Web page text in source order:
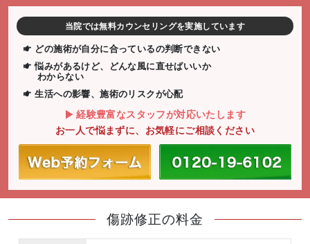
当院では無料カウンセリングを実施しています
どの施術が自分に合っているの判断できない
悩みがあるけど、どんな風に直せばいいか
わからない
生活への影響、施術のリスクが心配
経験豊富なスタッフが対応いたします
お一人で悩まずに、お気軽にご相談ください
傷跡修正の料金